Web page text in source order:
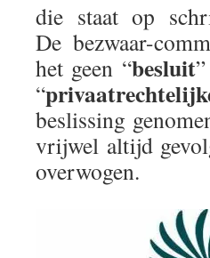
die staat op
De bezwaar-
het geen “besluit
“
beslissing
vrijwel altijd
overwogen.